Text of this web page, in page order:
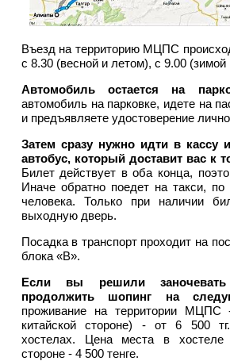
Въезд на территорию МЦПС
с 8.30 (весной и летом), с 9.00 (зимой
Автомобиль остается на
автомобиль на парковке, идете на
и предъявляете удостоверение
Затем сразу нужно идти в кассу
автобус, который доставит вас к
Билет действует в оба конца,
Иначе обратно поедет на такси,
человека. Только при наличии
выходную дверь.
Посадка в транспорт проходит на
блока «В».
Если вы решили
продолжить шопинг на
проживание на территории МЦПС
китайской стороне) - от 6 500
хостелах. Цена места в хостеле
стороне - 4 500 тенге.